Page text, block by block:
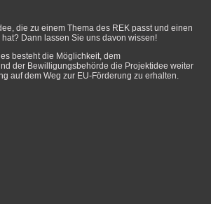
die zu einem Thema des REK passt und einen
Dann lassen Sie uns davon wissen!
besteht die Möglichkeit, dem
der Bewilligungsbehörde die Projektidee weiter
auf dem Weg zur EU-Förderung zu erhalten.